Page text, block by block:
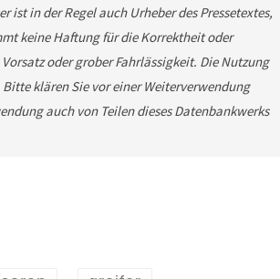
in der Regel auch Urheber des Pressetextes,
keine Haftung für die Korrektheit oder
oder grober Fahrlässigkeit. Die Nutzung
klären Sie vor einer Weiterverwendung
auch von Teilen dieses Datenbankwerks